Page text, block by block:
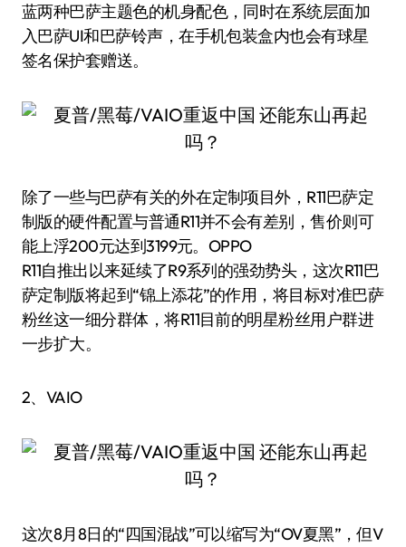
蓝两种巴萨主题色的机身配色，同时在系统层面加
入巴萨UI和巴萨铃声，在手机包装盒内也会有球星
签名保护套赠送。
除了一些与巴萨有关的外在定制项目外，R11巴萨定
制版的硬件配置与普通R11并不会有差别，售价则可
能上浮200元达到3199元。OPPO
R11自推出以来延续了R9系列的强劲势头，这次R11巴
萨定制版将起到“锦上添花”的作用，将目标对准巴萨
粉丝这一细分群体，将R11目前的明星粉丝用户群进
一步扩大。
2、VAIO
这次8月8日的“四国混战”可以缩写为“OV夏黑”，但V